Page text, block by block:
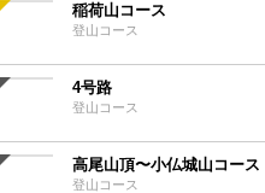
稲荷山コース
登山コース
4号路
登山コース
高尾山頂〜小仏城山コース
登山コース